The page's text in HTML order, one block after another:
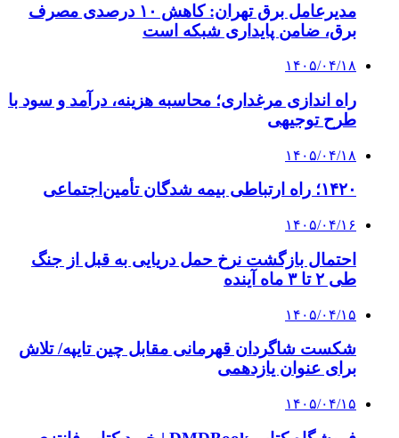
مدیرعامل برق تهران: کاهش ۱۰ درصدی مصرف
برق، ضامن پایداری شبکه است
۱۴۰۵/۰۴/۱۸
راه اندازی مرغداری؛ محاسبه هزینه، درآمد و سود با
طرح توجیهی
۱۴۰۵/۰۴/۱۸
۱۴۲۰؛ راه ارتباطی بیمه شدگان تأمین‌اجتماعی
۱۴۰۵/۰۴/۱۶
احتمال بازگشت نرخ حمل دریایی به قبل از جنگ
طی ۲ تا ۳ ماه آینده
۱۴۰۵/۰۴/۱۵
شکست شاگردان قهرمانی مقابل چین تایپه/ تلاش
برای عنوان یازدهمی
۱۴۰۵/۰۴/۱۵